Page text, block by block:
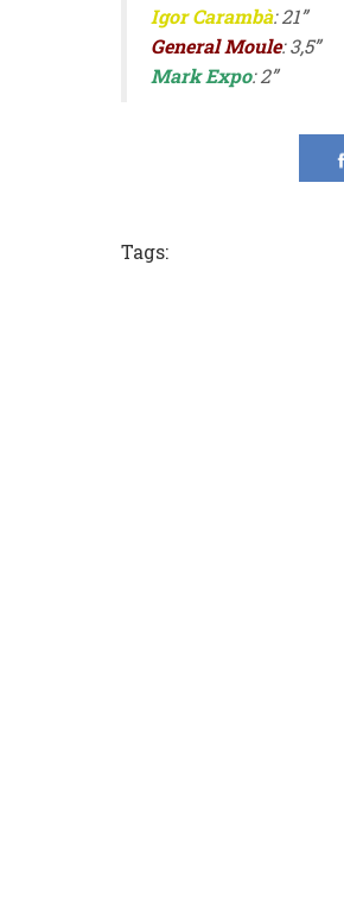
Igor Carambà: 21”
General Moule: 3,5”
Mark Expo: 2”
Tags: